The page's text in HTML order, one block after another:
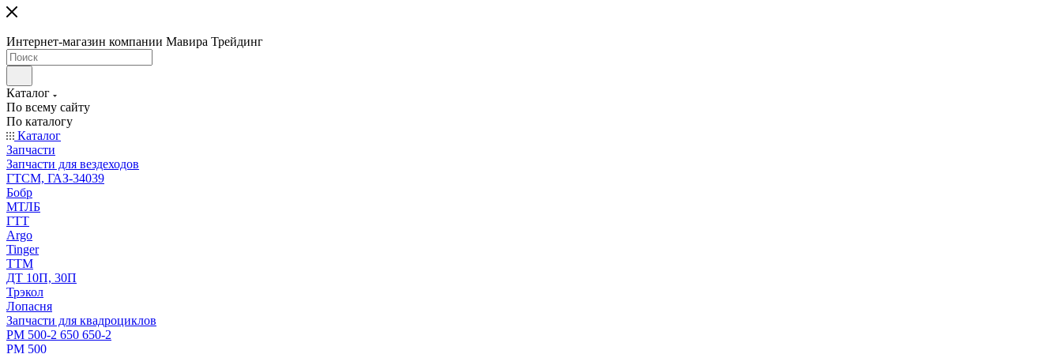
Интернет-магазин компании Мавира Трейдинг
Каталог
По всему сайту
По каталогу
Каталог
Запчасти
Запчасти для вездеходов
ГТСМ, ГАЗ-34039
Бобр
МТЛБ
ГТТ
Argo
Tinger
ТТМ
ДТ 10П, 30П
Трэкол
Лопасня
Запчасти для квадроциклов
РМ 500-2 650 650-2
РМ 500